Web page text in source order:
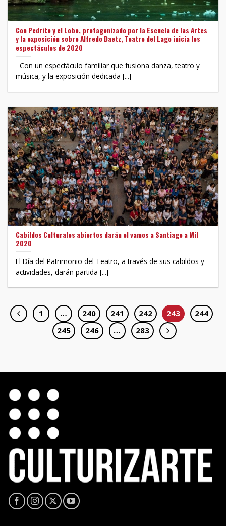
Con Pedrito y el Lobo, protagonizado por la Escuela de las Artes
y la exposición sobre Alfredo Daetz, Teatro del Lago inicia los
espectáculos de 2020
Con un espectáculo familiar que fusiona danza, teatro y
música, y la exposición dedicada [...]
Cabildos Culturales abiertos darán el vamos a Santiago a Mil
2020
El Día del Patrimonio del Teatro, a través de sus cabildos y
actividades, darán partida [...]
1 … 240 241 242 243
244
245
246 … 283